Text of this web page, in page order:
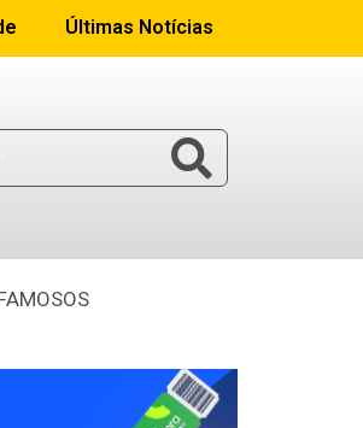
Últimas Notícias